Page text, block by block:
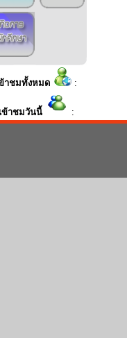
ชมทั้งหมด :
าชมวันนี้ :